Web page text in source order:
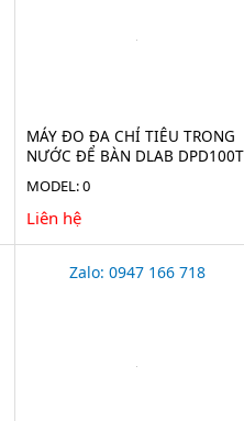
MÁY ĐO ĐA CHỈ TIÊU TRONG
NƯỚC ĐỂ BÀN DLAB DPD100T
MODEL: 0
Liên hệ
Zalo: 0947 166 718